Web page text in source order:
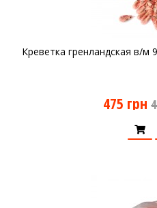
Креветка гренландская в/м
475 грн